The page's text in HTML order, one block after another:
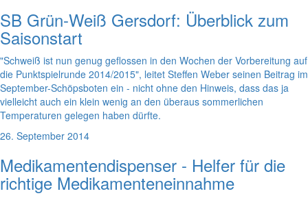
SB Grün-Weiß Gersdorf: Überblick zum
Saisonstart
"Schweiß ist nun genug geflossen in den Wochen der Vorbereitung auf
die Punktspielrunde 2014/2015", leitet Steffen Weber seinen Beitrag im
September-Schöpsboten ein - nicht ohne den Hinweis, dass das ja
vielleicht auch ein klein wenig an den überaus sommerlichen
Temperaturen gelegen haben dürfte.
26. September 2014
Medikamentendispenser - Helfer für die
richtige Medikamenteneinnahme